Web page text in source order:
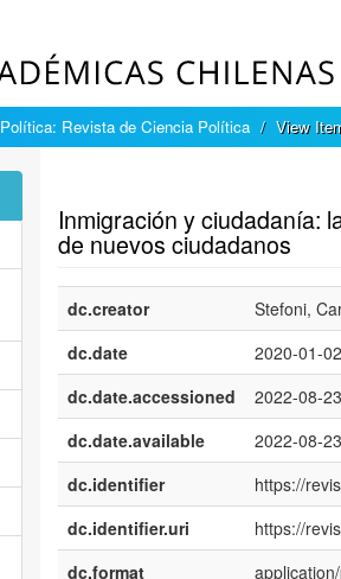
Política: Revista de Ciencia Política View
Inmigración y ciudadanía:
de nuevos ciudadanos
dc.creator
Stefoni,
dc.date
2020-01-02
dc.date.accessioned
2022-08-
dc.date.available
2022-08-
dc.identifier
https://
dc.identifier.uri
https://
dc.format